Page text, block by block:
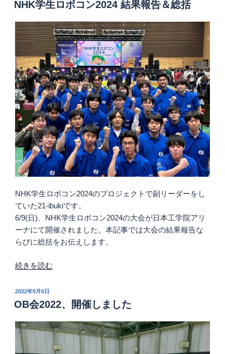
ロ
ボ
ッ
ト
研
究
所
（HERO
Lab.）
様
と
流
を
実
施
し
ま
た。”
日:
NHK学生ロボコン2024 結果報告＆総括
NHK学生ロボコン2024のプロジェクトで副リーダーをし
ていた21-ibukiです。
6/9(日)、NHK学生ロボコン2024の大会が日本工学院アリ
ーナにて開催されました。本記事では大会の結果報告な
らびに総括をお伝えします。
“NHK
生
ロ
コ
ン
2024
続きを読む
投
稿
日:
2022年9月6日
OB会2022、開催しました